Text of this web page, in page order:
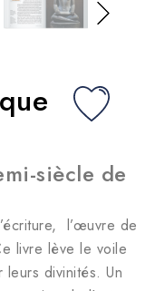
siècle de
l’œuvre de
livre lève le voile
divinités. Un